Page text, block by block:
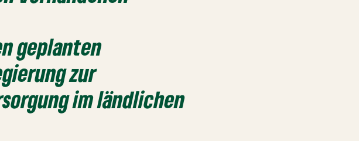
geplanten
zur
im ländlichen